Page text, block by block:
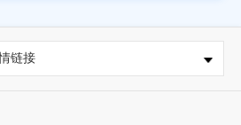
链接